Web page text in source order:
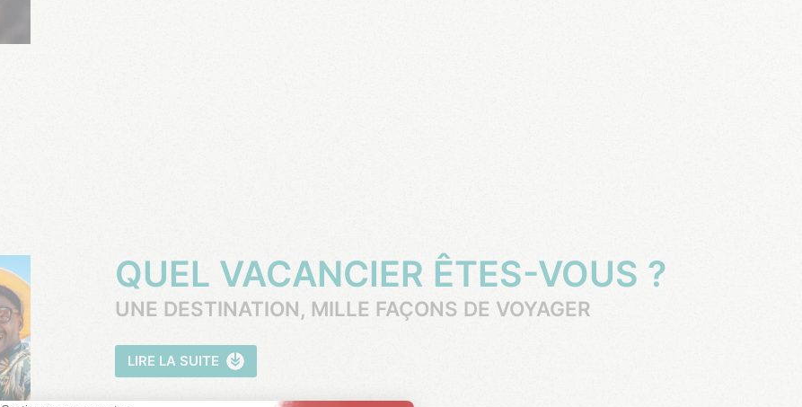
QUEL VACANCIER ÊTES-VOUS ?
UNE DESTINATION, MILLE FAÇONS DE VOYAGER
LIRE LA SUITE